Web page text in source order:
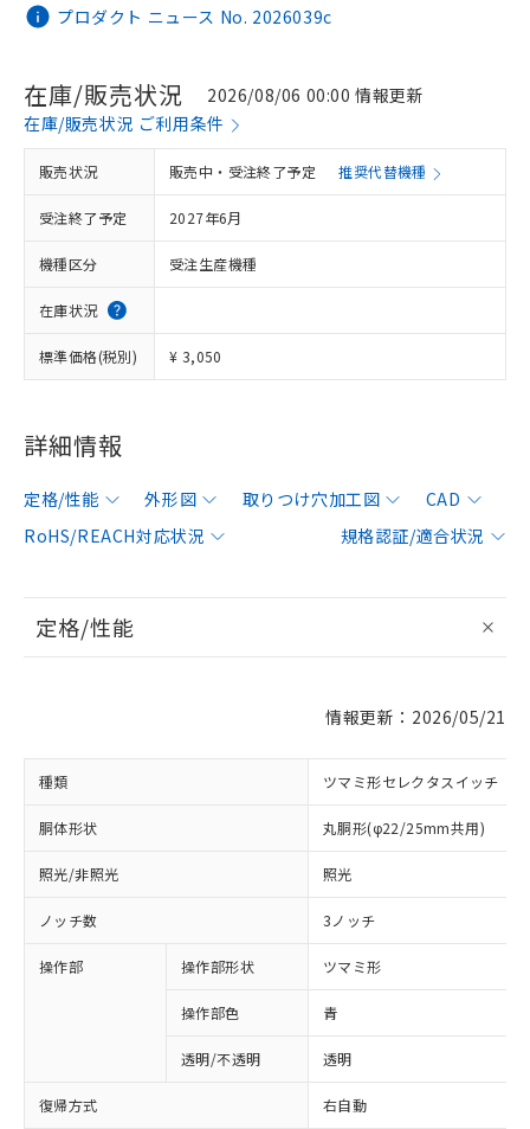
プロダクト ニュース No. 2026039c
在庫/販売状況
2026/08/06 00:00 情報更新
在庫/販売状況 ご利用条件
販売状況 販売中・受注終了予定 推奨代替機種
受注終了予定 2027年6月
機種区分 受注生産機種
在庫状況
標準価格(税別) ¥ 3,050
詳細情報
定格/性能 外形図 取りつけ穴加工図
CAD
RoHS/REACH対応状況
規格認証/適合状況
定格/性能
情報更新：2026/05/21
種類 ツマミ形セレクタスイッチ
胴体形状 丸胴形(φ22/25mm共用)
照光/非照光 照光
ノッチ数 3ノッチ
操作部 操作部形状 ツマミ形
操作部色 青
透明/不透明 透明
復帰方式 右自動